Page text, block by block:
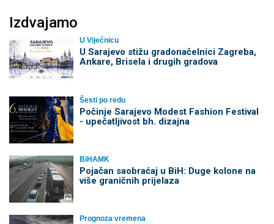
Izdvajamo
U Vijećnicu
U Sarajevo stižu gradonačelnici Zagreba,
Ankare, Brisela i drugih gradova
Šesti po redu
Počinje Sarajevo Modest Fashion Festival
- upečatljivost bh. dizajna
BiHAMK
Pojačan saobraćaj u BiH: Duge kolone na
više graničnih prijelaza
Prognoza vremena